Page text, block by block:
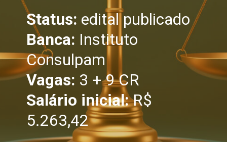
Status: edital publicado
Banca: Instituto
Consulpam
Vagas: 3 + 9 CR
Salário inicial:R$
5.263,42